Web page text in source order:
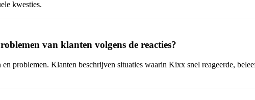
kwesties.
van klanten volgens de reacties?
problemen. Klanten beschrijven situaties waarin Kixx snel reageerde,